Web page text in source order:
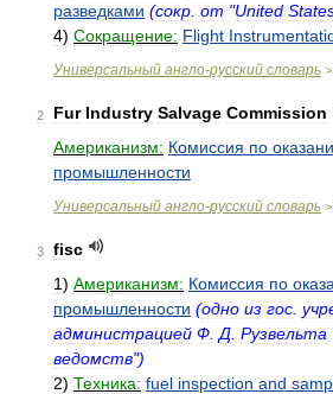
разведками (сокр от "United
4) Сокращение: Flight
Универсальный англо-русский словарь >
2 Fur Industry Salvage Commission
Американизм: Комиссия по
промышленности
Универсальный англо-русский словарь >
3
fisc
1) Американизм: Комиссия по
промышленности (одно из гос
администрацией Ф Д Рузвельта
ведомств")
2) Техника: fuel inspection and